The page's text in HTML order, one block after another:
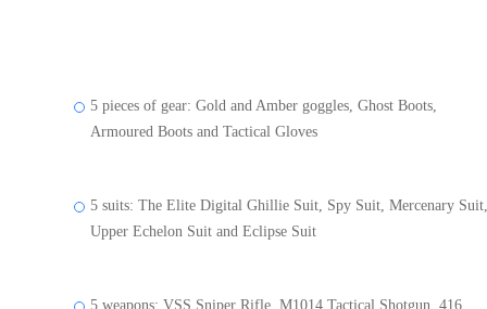
5 pieces of gear: Gold and Amber goggles, Ghost Boots,
Armoured Boots and Tactical Gloves
5 suits: The Elite Digital Ghillie Suit, Spy Suit, Mercenary Suit,
Upper Echelon Suit and Eclipse Suit
5 weapons: VSS Sniper Rifle, M1014 Tactical Shotgun, 416